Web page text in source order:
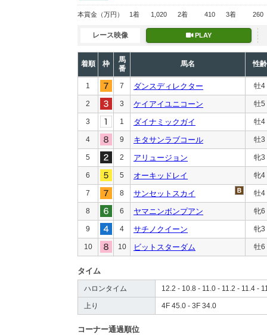
本賞金 （万円） 1着 1,020 2着 410 3着 260
レース映像 PLAY
着順 枠
馬
番
馬名 性齢
1 7 ダンスディレクター 牡4
2 3 ケイアイユニコーン 牡5
3 1 ダイナミックガイ 牡4
4 9 キタサンラブコール 牡3
5 2 アリュージョン 牝3
6 5 オーキッドレイ 牝4
7 8 サンセットスカイ 牡4
8 6 ヤマニンボンプアン 牝6
9 4 サチノクイーン 牝3
10 10 ビットスターダム 牡6
タイム
ハロンタイム 12.2 - 10.8 - 11.0 - 11.2 - 11.4 -
上り 4F 45.0 - 3F 34.0
コーナー通過順位